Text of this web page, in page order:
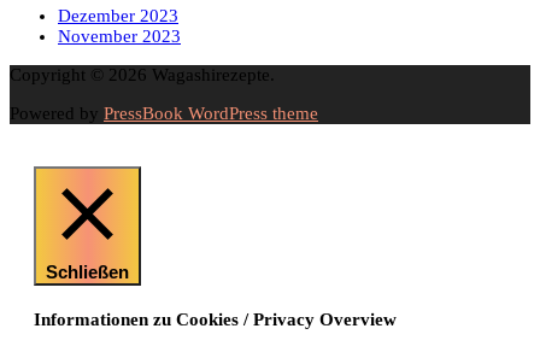
Dezember 2023
November 2023
Copyright © 2026 Wagashirezepte.
Powered by PressBook WordPress theme
Schließen
Informationen zu Cookies / Privacy Overview